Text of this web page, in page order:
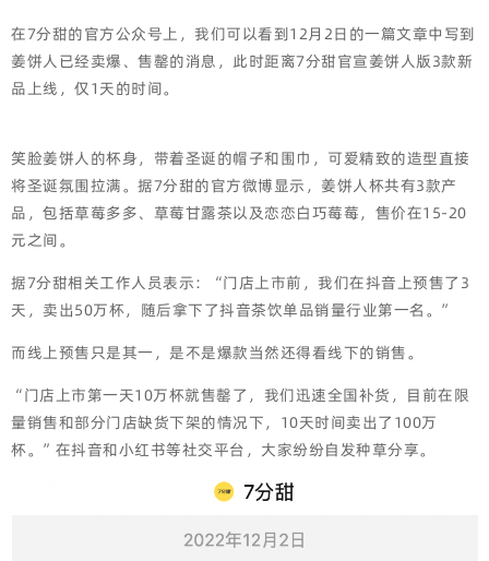
在7分甜的官方公众号上，我们可以看到12月2日的一篇文章中写到
姜饼人已经卖爆、售罄的消息，此时距离7分甜官宣姜饼人版3款新
品上线，仅1天的时间。
笑脸姜饼人的杯身，带着圣诞的帽子和围巾，可爱精致的造型直接
将圣诞氛围拉满。据7分甜的官方微博显示，姜饼人杯共有3款产
品，包括草莓多多、草莓甘露茶以及恋恋白巧莓莓，售价在15-20
元之间。
据7分甜相关工作人员表示：“门店上市前，我们在抖音上预售了3
天，卖出50万杯，随后拿下了抖音茶饮单品销量行业第一名。”
而线上预售只是其一，是不是爆款当然还得看线下的销售。
“门店上市第一天10万杯就售罄了，我们迅速全国补货，目前在限
量销售和部分门店缺货下架的情况下，10天时间卖出了100万
杯。”在抖音和小红书等社交平台，大家纷纷自发种草分享。